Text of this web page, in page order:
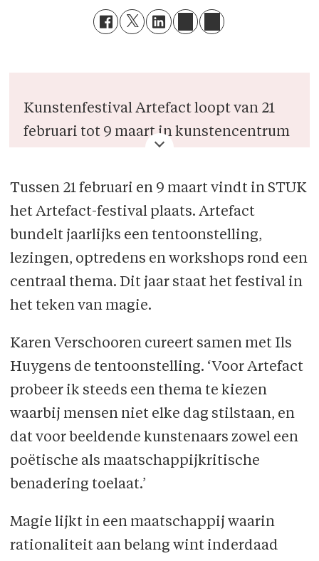
Kunstenfestival Artefact loopt van 21
februari tot 9 maart in kunstencentrum
vinden er ook lezingen, performances
en muziekoptredens plaats.
Tussen 21 februari en 9 maart vindt in STUK
het Artefact-festival plaats. Artefact
bundelt jaarlijks een tentoonstelling,
lezingen, optredens en workshops rond een
centraal thema. Dit jaar staat het festival in
het teken van magie.
Karen Verschooren cureert samen met Ils
Huygens de tentoonstelling. ‘Voor Artefact
probeer ik steeds een thema te kiezen
waarbij mensen niet elke dag stilstaan, en
dat voor beeldende kunstenaars zowel een
poëtische als maatschappijkritische
benadering toelaat.’
Magie lijkt in een maatschappij waarin
rationaliteit aan belang wint inderdaad